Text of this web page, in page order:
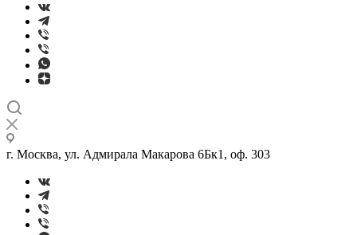
г. Москва, ул. Адмирала Макарова 6Бк1, оф. 303